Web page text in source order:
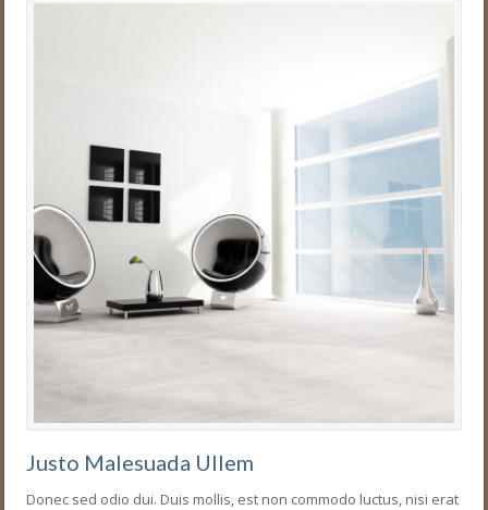
Justo Malesuada Ullem
Donec sed odio dui. Duis mollis, est non commodo luctus, nisi erat